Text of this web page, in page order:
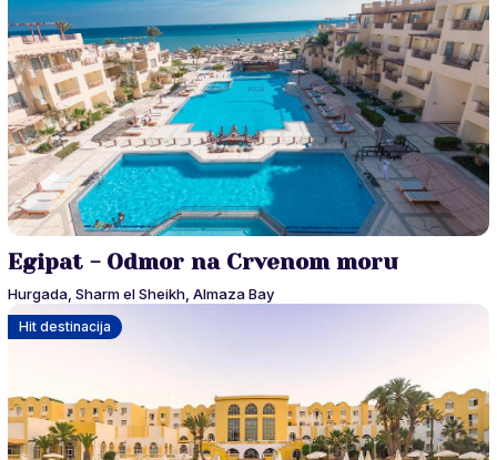
Egipat - Odmor na Crvenom moru
Hurgada, Sharm el Sheikh, Almaza Bay
Hit destinacija